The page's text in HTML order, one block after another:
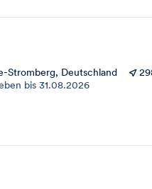
Stromberg, Deutschland
bis 31.08.2026